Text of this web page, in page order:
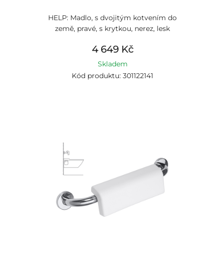
HELP: Madlo, s dvojitým kotvením do
země, pravé, s krytkou, nerez, lesk
4 649 Kč
Skladem
Kód produktu: 301122141